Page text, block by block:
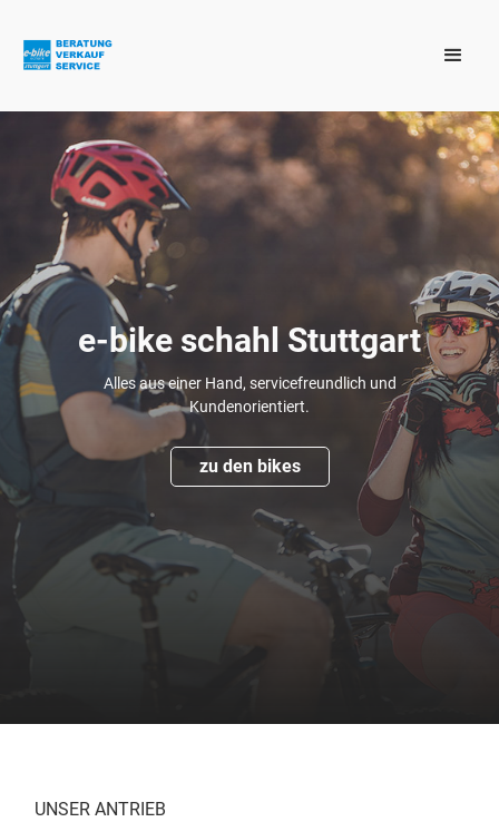
e-bike schahl Stuttgart
Alles aus einer Hand, servicefreundlich und
Kundenorientiert.
zu den bikes
UNSER ANTRIEB